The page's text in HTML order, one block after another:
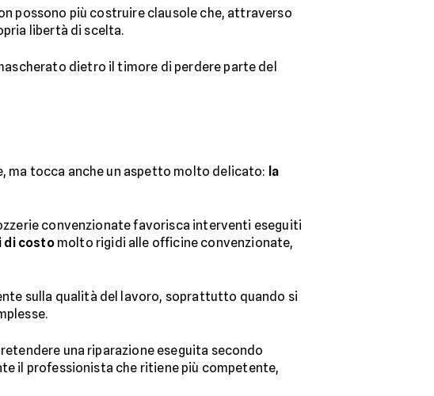
possono più costruire clausole che, attraverso
libertà di scelta.
dietro il timore di perdere parte del
tocca anche un aspetto molto delicato: la
convenzionate favorisca interventi eseguiti
di costomolto rigidi alle officine convenzionate,
sulla qualità del lavoro, soprattutto quando si
una riparazione eseguita secondo
il professionista che ritiene più competente,